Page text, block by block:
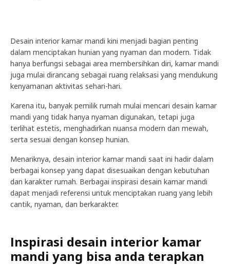
Desain interior kamar mandi kini menjadi bagian penting
dalam menciptakan hunian yang nyaman dan modern. Tidak
hanya berfungsi sebagai area membersihkan diri, kamar mandi
juga mulai dirancang sebagai ruang relaksasi yang mendukung
kenyamanan aktivitas sehari-hari.
Karena itu, banyak pemilik rumah mulai mencari desain kamar
mandi yang tidak hanya nyaman digunakan, tetapi juga
terlihat estetis, menghadirkan nuansa modern dan mewah,
serta sesuai dengan konsep hunian.
Menariknya, desain interior kamar mandi saat ini hadir dalam
berbagai konsep yang dapat disesuaikan dengan kebutuhan
dan karakter rumah. Berbagai inspirasi desain kamar mandi
dapat menjadi referensi untuk menciptakan ruang yang lebih
cantik, nyaman, dan berkarakter.
Inspirasi desain interior kamar
mandi yang bisa anda terapkan